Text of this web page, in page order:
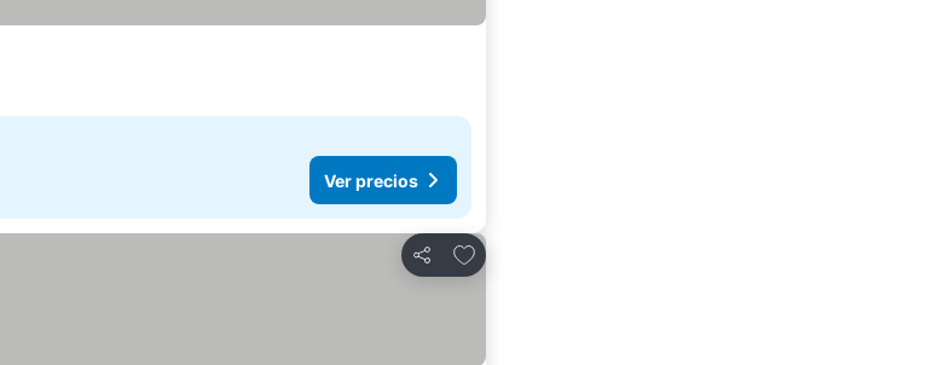
Ver precios
Compartir
Añadir a favoritos